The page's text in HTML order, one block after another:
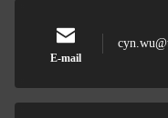
E-mail